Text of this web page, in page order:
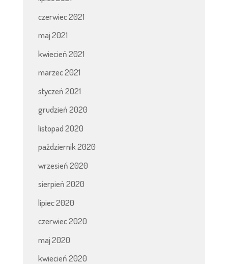
czerwiec 2021
maj 2021
kwiecień 2021
marzec 2021
styczeń 2021
grudzień 2020
listopad 2020
październik 2020
wrzesień 2020
sierpień 2020
lipiec 2020
czerwiec 2020
maj 2020
kwiecień 2020